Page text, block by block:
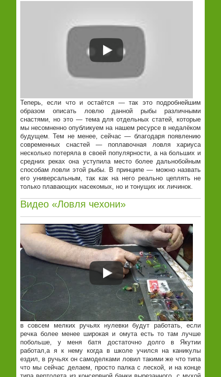
Теперь, если что и остаётся — так это подробнейшим
образом описать ловлю данной рыбы различными
снастями, но это — тема для отдельных статей, которые
мы несомненно опубликуем на нашем ресурсе в недалёком
будущем. Тем не менее, сейчас — благодаря появлению
современных снастей — поплавочная ловля хариуса
несколько потеряла в своей популярности, а на больших и
средних реках она уступила место более дальнобойным
способам ловли этой рыбы. В принципе — можно назвать
его универсальным, так как на него реально цеплять не
только плавающих насекомых, но и тонущих их личинок.
Видео «Ловля чехони»
в совсем мелких ручьях нулевки будут работать, если
речка более менее широкая и омута есть то там лучше
побольше, у меня батя достаточно долго в Якутии
работал,а я к нему когда в школе учился на каникулы
ездил, в ручьях он самоделками ловил такими же что типа
что мы сейчас делаем, просто палка с леской, и на конце